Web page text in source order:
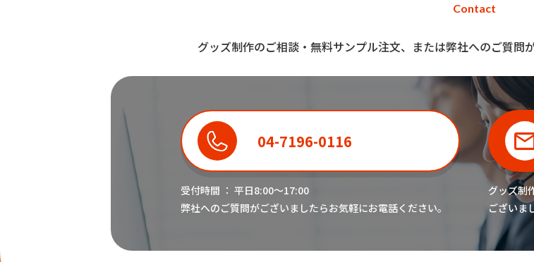
Contact
グッズ制作のご相談・無料サンプル注文、または弊社へのご質問
04-7196-0116
受付時間 ： 平日8:00〜17:00
弊社へのご質問がございましたらお気軽にお電話ください。
グッズ制
ございま